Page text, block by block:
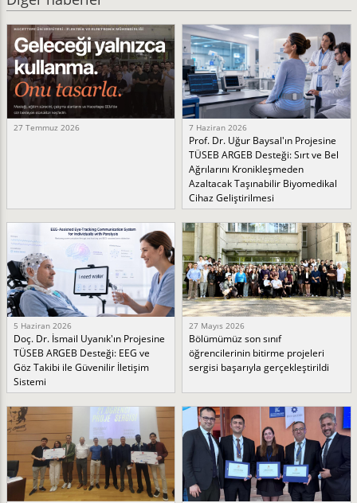
27 Temmuz 2026 7 Haziran 2026
Prof. Dr. Uğur Baysal'ın Projesine
TÜSEB ARGEB Desteği: Sırt ve Bel
Ağrılarını Kronikleşmeden
Azaltacak Taşınabilir Biyomedikal
Cihaz Geliştirilmesi
5 Haziran 2026
Doç. Dr. İsmail Uyanık'ın Projesine
TÜSEB ARGEB Desteği: EEG ve
Göz Takibi ile Güvenilir İletişim
Sistemi
27 Mayıs 2026
Bölümümüz son sınıf
öğrencilerinin bitirme projeleri
sergisi başarıyla gerçekleştirildi